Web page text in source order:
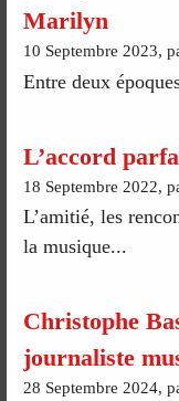
Marilyn
10 Septembre 2023,
Entre deux
L’accord
18 Septembre 2022,
L’amitié, les
la musique...
Christophe
journaliste
28 Septembre 2024,